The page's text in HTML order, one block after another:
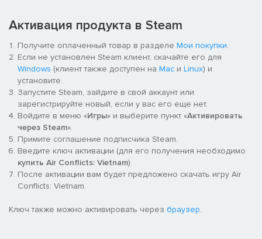
Активация продукта в Steam
Получите оплаченный товар в разделе Мои покупки.
Если не установлен Steam клиент, скачайте его для
Windows (клиент также доступен на Mac и Linux) и
установите.
Запустите Steam, зайдите в свой аккаунт или
зарегистрируйте новый, если у вас его еще нет.
Войдите в меню «Игры» и выберите пункт «Активировать
через Steam».
Примите соглашение подписчика Steam.
Введите ключ активации (для его получения необходимо
купить Air Conflicts: Vietnam).
После активации вам будет предложено скачать игру Air
Conflicts: Vietnam.
Ключ также можно активировать через браузер.